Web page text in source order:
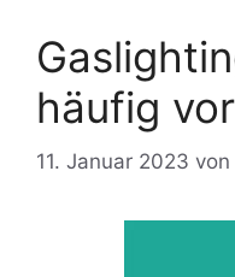
häufig vor
11. Januar 2023 von